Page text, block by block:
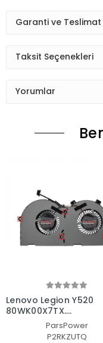
Garanti ve Teslimat
Taksit Seçenekleri
Yorumlar
Lenovo Legion Y520
80WK00X7TX,
80WK010YTX Cpu Fan -
İşlemci Fanı
ParsPower
P2RKZUTQ